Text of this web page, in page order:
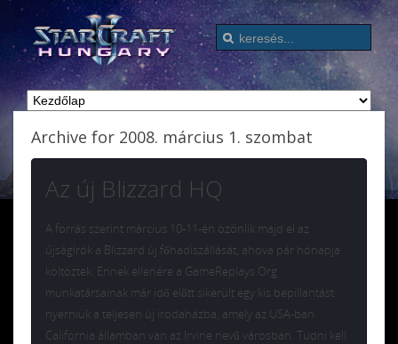
Archive for 2008. március 1. szombat
Az új Blizzard HQ
A forrás szerint március 10-11-én özönlik majd el az
újságírók a Blizzard új főhadiszállását, ahova pár hónapja
költöztek. Ennek ellenére a GameReplays.Org
munkatársainak már idő előtt sikerült egy kis bepillantást
nyerniük a teljesen új irodaházba, amely az USA-ban
California államban van az Irvine nevű városban. Tudni kell